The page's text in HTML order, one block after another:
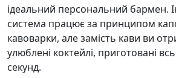
ідеальний персональний бармен.
система працює за принципом
кавоварки, але замість кави ви
улюблені коктейлі, приготовані
секунд.